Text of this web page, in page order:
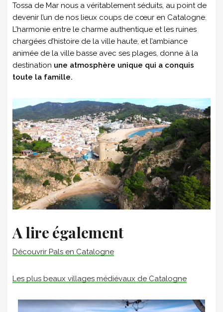
Tossa de Mar nous a véritablement séduits, au point de
devenir l’un de nos lieux coups de cœur en Catalogne.
L’harmonie entre le charme authentique et les ruines
chargées d’histoire de la ville haute, et l’ambiance
animée de la ville basse avec ses plages, donne à la
destination une atmosphère unique qui a conquis
toute la famille.
A lire également
Découvrir Pals en Catalogne
Les plus beaux villages médiévaux de Catalogne